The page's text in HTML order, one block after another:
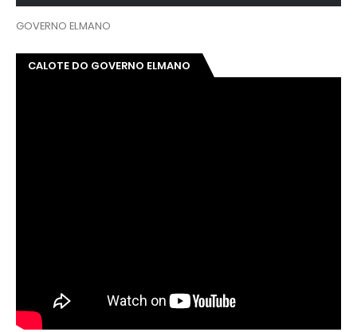
GOVERNO ELMANO
CALOTE DO GOVERNO ELMANO